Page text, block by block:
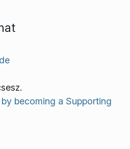
becoming a Supporting